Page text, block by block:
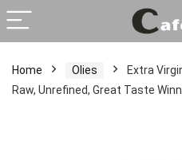
Home Olies
Extra
Raw, Unrefined, Great Taste